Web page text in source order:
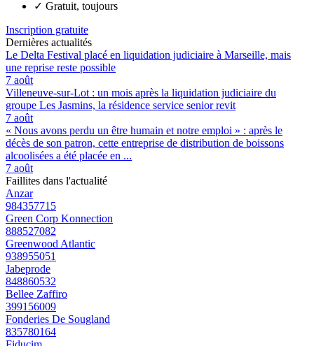
✓ Gratuit, toujours
Inscription gratuite
Dernières actualités
Le Delta Festival placé en liquidation judiciaire à Marseille, mais
une reprise reste possible
7 août
Villeneuve-sur-Lot : un mois après la liquidation judiciaire du
groupe Les Jasmins, la résidence service senior revit
7 août
« Nous avons perdu un être humain et notre emploi » : après le
décès de son patron, cette entreprise de distribution de boissons
alcoolisées a été placée en ...
7 août
Faillites dans l'actualité
Anzar
984357715
Green Corp Konnection
888527082
Greenwood Atlantic
938955051
Jabeprode
848860532
Bellee Zaffiro
399156009
Fonderies De Sougland
835780164